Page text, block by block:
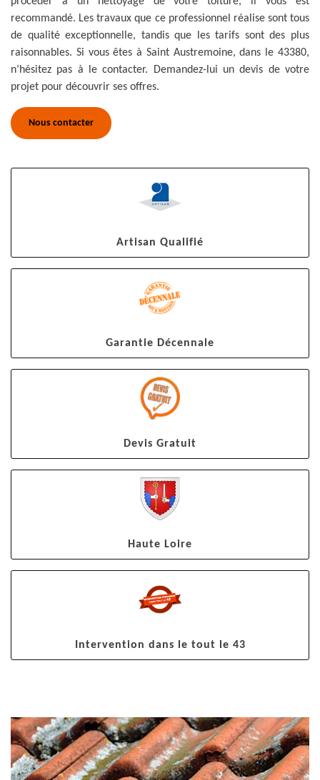
recommandé. Les travaux que ce professionnel réalise sont tous
de qualité exceptionnelle, tandis que les tarifs sont des plus
raisonnables. Si vous êtes à Saint Austremoine, dans le 43380,
n’hésitez pas à le contacter. Demandez-lui un devis de votre
projet pour découvrir ses offres.
Nous contacter
Artisan Qualifié
Garantie Décennale
Devis Gratuit
Haute Loire
Intervention dans le tout le 43